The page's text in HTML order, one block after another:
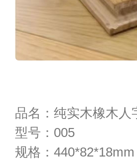
品名：纯实木橡木人
型号：005
规格：440*82*18mm